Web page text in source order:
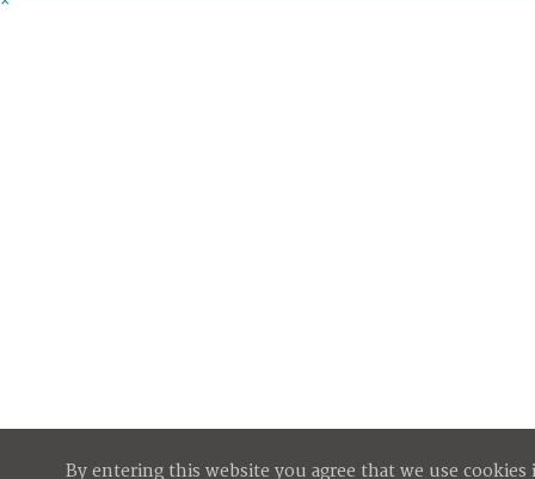
By entering this website you agree that we use cookies